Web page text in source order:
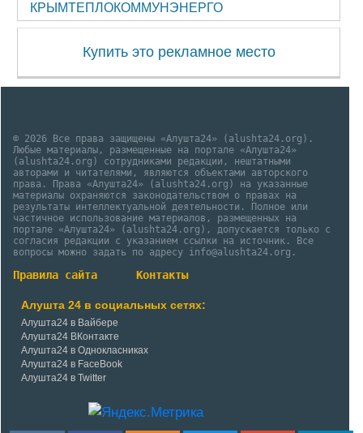
КРЫМТЕПЛОКОММУНЭНЕРГО
Купить это рекламное место
© 2026 Все права защищены «Алушта24» (alushta24.org).
Любые материалы, размещенные на портале «Алушта24»
(alushta24.org) сотрудниками редакции, нештатными
авторами и читателями, являются объектами авторского
права. Права «Алушта24» (alushta24.org) на указанные
материалы охраняются законодательством о правах на
результаты интеллектуальной деятельности. Полное или
частичное использование материалов, размещенных на
портале «Алушта24» (alushta24.org), допускается только с
согласия редакции с указанием ссылки на источник. Все
вопросы можно задать по адресу info@alushta24.org.
Правила сайта Контакты
Алушта 24 в социальных сетях:
Алушта24 в Вайбере
Алушта24 ВКонтакте
Алушта24 в Однокласниках
Алушта24 в FaceBook
Алушта24 в Twitter